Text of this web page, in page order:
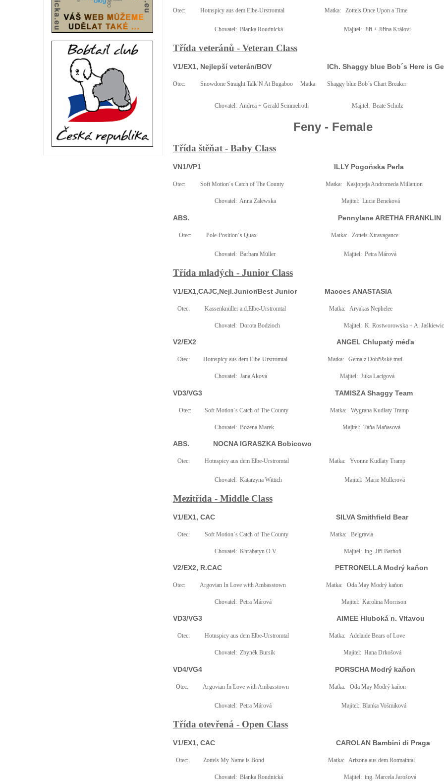
Otec: Hotnspicy aus dem Elbe-Urstromtal Matka: Zottels Once Upon a Time
Chovatel: Blanka Roudnická Majitel: Jiří + Jiřina Královi
Třída veteránů - Veteran Class
V1/EX1, Nejlepší veterán/BOV ICh. Shaggy blue Bob´s Here is
Otec: Snowdone Straight Talk´N At Bugaboo Matka: Shaggy blue Bob´s Chart Breaker
Chovatel: Andrea + Gerald Semmelroth Majitel: Beate Schulz
Feny - Female
Třída štěňat - Baby Class
VN1/VP1 ILLY Pogońska Perla
Otec: Soft Motion´s Catch of The County Matka: Kasjopeja Andromeda Millanion
Chovatel: Anna Zalewska Majitel: Lucie Beneková
ABS. Pennylane ARETHA FRANKLIN
Otec: Pole-Position´s Quax Matka: Zottels Xtravagance
Chovatel: Barbara Müller Majitel: Petra Márová
Třída mladých - Junior Class
V1/EX1,CAJC,Nejl.Junior/Best Junior Macoes ANASTASIA
Otec: Kassenknüller a.d.Elbe-Urstromtal Matka: Aryakas Nephelee
Chovatel: Dorota Bodzioch Majitel: K. Rostworowska + A.
V2/EX2 ANGEL Chlupatý méďa
Otec: Hotnspicy aus dem Elbe-Urstromtal Matka: Gema z Dobříšské trati
Chovatel: Jana Aková Majitel: Jitka Lacigová
VD3/VG3 TAMISZA Shaggy Team
Otec: Soft Motion´s Catch of The County Matka: Wygrana Kudlaty Tramp
Chovatel: Boźena Marek Majitel: Táňa Maňasová
ABS. NOCNA IGRASZKA Bobicowo
Otec: Hotnspicy aus dem Elbe-Urstromtal Matka: Yvonne Kudlaty Tramp
Chovatel: Katarzyna Wittich Majitel: Marie Müllerová
Mezitřída - Middle Class
V1/EX1, CAC SILVA Smithfield Bear
Otec: Soft Motion´s Catch of The County Matka: Belgravia
Chovatel: Khrabatyn O.V. Majitel: ing. Jiří Barhoň
V2/EX2, R.CAC PETRONELLA Modrý kaňon
Otec: Argovian In Love with Ambasstown Matka: Oda May Modrý kaňon
Chovatel: Petra Márová Majitel: Karolina Morrison
VD3/VG3 AIMEE Hluboká n. Vltavou
Otec: Hotnspicy aus dem Elbe-Urstromtal Matka: Adelaide Bears of Love
Chovatel: Zbyněk Bursík Majitel: Hana Drkošová
VD4/VG4 PORSCHA Modrý kaňon
Otec: Argovian In Love with Ambasstown Matka: Oda May Modrý kaňon
Chovatel: Petra Márová Majitel: Blanka Vošmiková
Třída otevřená - Open Class
V1/EX1, CAC CAROLAN Bambini di Praga
Otec: Zottels My Name is Bond Matka: Arizona aus dem Rotmaintal
Chovatel: Blanka Roudnická Majitel: ing. Marcela Jarošová